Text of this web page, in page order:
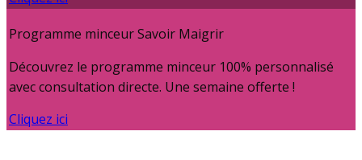
Programme minceur Savoir Maigrir
Découvrez le programme minceur 100% personnalisé
avec consultation directe. Une semaine offerte !
Cliquez ici